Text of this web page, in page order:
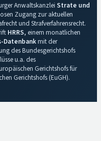
Anwaltskanzlei Strate und
Zugang zur aktuellen
und Strafverfahrensrecht.
HRRS, einem monatlichen
Datenbankmit der
des Bundesgerichtshofs
u.a. des
Gerichtshofs für
Gerichtshofs (EuGH).